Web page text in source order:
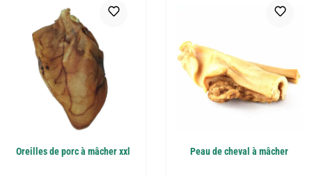
Oreilles de porc à mâcher xxl Peau de cheval à mâcher